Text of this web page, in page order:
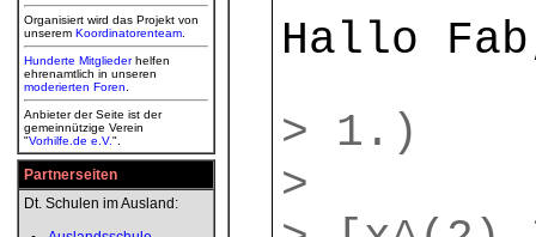
Organisiert wird das Projekt von
unserem Koordinatorenteam
Hunderte Mitgliederhelfen
ehrenamtlich in unseren
moderierten Foren
Anbieter der Seite ist der
gemeinnützige Verein
"Vorhilfe.de e.V.".
Partnerseiten
Dt. Schulen im Ausland:
Hallo
> 1.)
>